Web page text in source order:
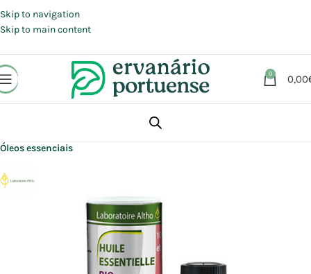
Skip to navigation
Skip to main content
0 0,00
Aromaterapia | Florais | Homeopatia
Óleos essenciais